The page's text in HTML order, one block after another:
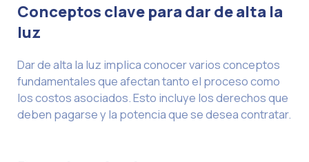
Conceptos clave para dar de alta la
luz
Dar de alta la luz implica conocer varios conceptos
fundamentales que afectan tanto el proceso como
los costos asociados. Esto incluye los derechos que
deben pagarse y la potencia que se desea contratar.